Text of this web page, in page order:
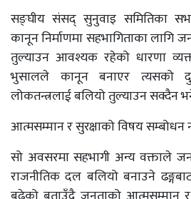
सङ्घीय संसद् सुनुवाइ समितिका
कानून निर्माणमा सहभागिताका लागि
तुल्याउन आवश्यक रहेको धारणा
भुसालले कानून बनाएर त्यसको
लोकतन्त्रलाई बलियो तुल्याउन सक्दैन
आत्मसम्मान र सुरक्षाको विषय
सो अवसरमा सहभागी अन्य वक्ताले
राजनीतिक दल बलियो बनाउने